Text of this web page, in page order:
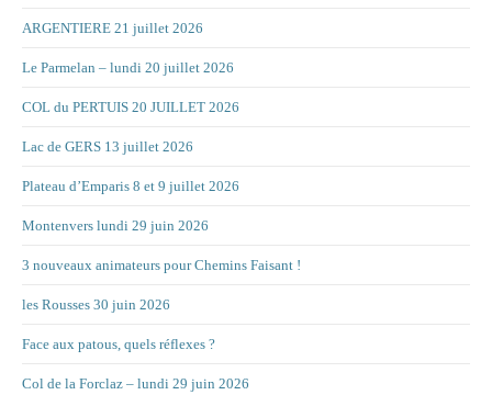
ARGENTIERE 21 juillet 2026
Le Parmelan – lundi 20 juillet 2026
COL du PERTUIS 20 JUILLET 2026
Lac de GERS 13 juillet 2026
Plateau d’Emparis 8 et 9 juillet 2026
Montenvers lundi 29 juin 2026
3 nouveaux animateurs pour Chemins Faisant !
les Rousses 30 juin 2026
Face aux patous, quels réflexes ?
Col de la Forclaz – lundi 29 juin 2026